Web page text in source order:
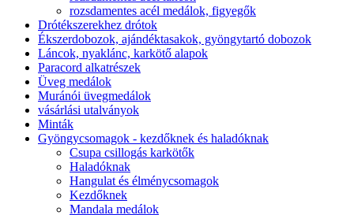
rozsdamentes acél medálok, figyegők
Drótékszerekhez drótok
Ékszerdobozok, ajándéktasakok, gyöngytartó dobozok
Láncok, nyaklánc, karkötő alapok
Paracord alkatrészek
Üveg medálok
Muránói üvegmedálok
vásárlási utalványok
Minták
Gyöngycsomagok - kezdőknek és haladóknak
Csupa csillogás karkötők
Haladóknak
Hangulat és élménycsomagok
Kezdőknek
Mandala medálok